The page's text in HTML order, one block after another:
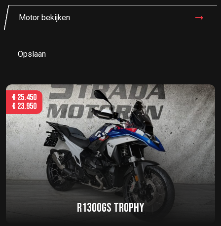
Motor bekijken
Opslaan
R1300GS TROPHY
€25.450
€ 23.950